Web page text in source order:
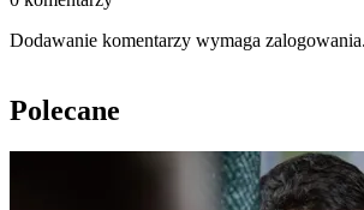
Dodawanie komentarzy wymaga zalogowania.
Polecane